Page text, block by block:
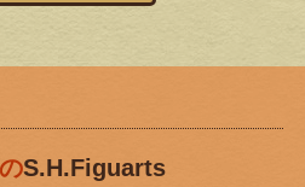
S.H.Figuarts